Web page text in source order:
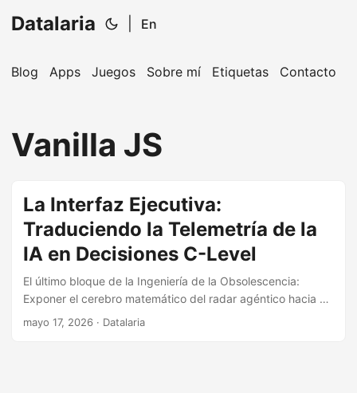
Datalaria En
Blog Apps Juegos Sobre mí Etiquetas Contacto
Vanilla JS
La Interfaz Ejecutiva:
Traduciendo la Telemetría de la
IA en Decisiones C-Level
El último bloque de la Ingeniería de la Obsolescencia:
Exponer el cerebro matemático del radar agéntico hacia un
Dashboard Frontend ligero y libre de frameworks pesados,
mayo 17, 2026 · Datalaria
¡Hola! Soy tu asistente de Operations Engineering.